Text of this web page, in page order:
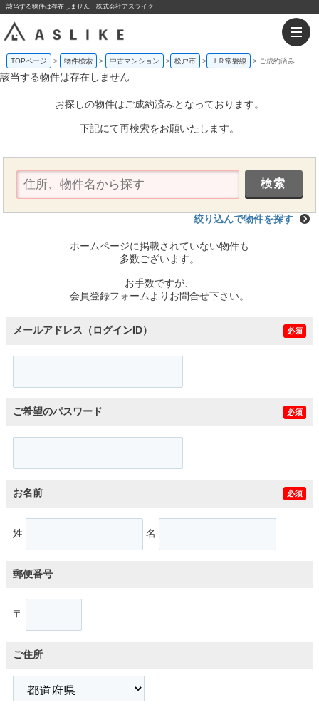
該当する物件は存在しません｜株式会社アスライク
TOPページ 物件検索 中古マンション 松戸市 ＪＲ常磐線 ご成約済み
該当する物件は存在しません
お探しの物件はご成約済みとなっております。
下記にて再検索をお願いたします。
絞り込んで物件を探す
ホームページに掲載されていない物件も
多数ございます。
お手数ですが、
会員登録フォームよりお問合せ下さい。
メールアドレス（ログインID） 必須
ご希望のパスワード 必須
お名前 必須
姓 名
郵便番号
〒
ご住所